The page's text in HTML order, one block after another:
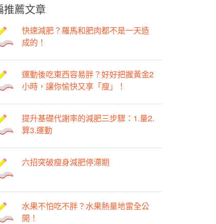
推薦文章
快速減肥？羅馬和肥肉都不是一天造
成的！
運動後吃東西容易胖？好好把握黃金2
小時，讓你愉快又享「瘦」！
提升基礎代謝率的減肥三步驟：1.量2.
算3.運動
六招突破瘦身減肥停滯期
水果不怕吃不胖？水果熱量地雷全公
開！